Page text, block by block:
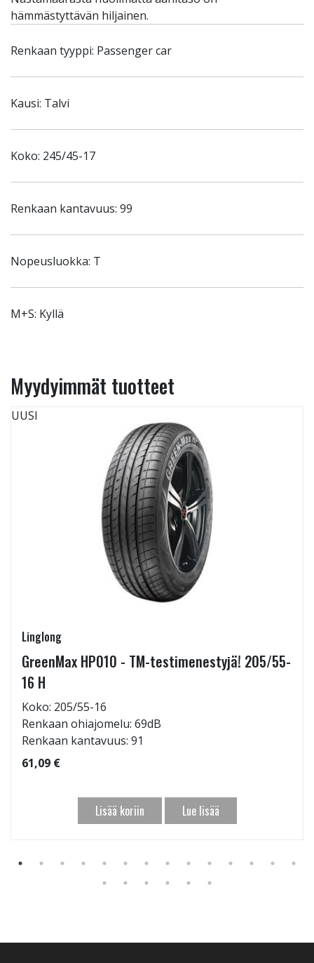
hämmästyttävän hiljainen.
Renkaan tyyppi: Passenger car
Kausi: Talvi
Koko: 245/45-17
Renkaan kantavuus: 99
Nopeusluokka: T
M+S: Kyllä
Myydyimmät tuotteet
UUSI
Linglong
GreenMax HP010 - TM-testimenestyjä! 205/55-
16 H
Koko: 205/55-16
Renkaan ohiajomelu: 69dB
Renkaan kantavuus: 91
61,09 €
Lisää koriin Lue lisää